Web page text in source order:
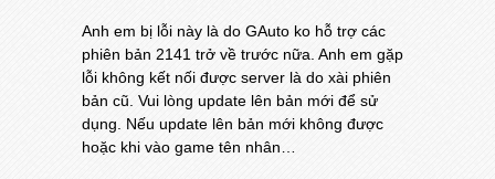
Anh em bị lỗi này là do GAuto ko hỗ trợ các
phiên bản 2141 trở về trước nữa. Anh em gặp
lỗi không kết nối được server là do xài phiên
bản cũ. Vui lòng update lên bản mới để sử
dụng. Nếu update lên bản mới không được
hoặc khi vào game tên nhân…